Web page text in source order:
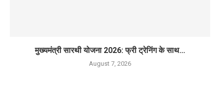
मुख्यमंत्री सारथी योजना 2026: फ्री ट्रेनिंग के साथ...
August 7, 2026